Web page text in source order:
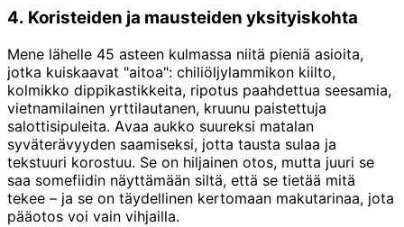
4. Koristeiden ja mausteiden yksityiskohta
Mene lähelle 45 asteen kulmassa niitä pieniä asioita,
jotka kuiskaavat "aitoa": chiliöljylammikon kiilto,
kolmikko dippikastikkeita, ripotus paahdettua seesamia,
vietnamilainen yrttilautanen, kruunu paistettuja
salottisipuleita. Avaa aukko suureksi matalan
syväterävyyden saamiseksi, jotta tausta sulaa ja
tekstuuri korostuu. Se on hiljainen otos, mutta juuri se
saa somefiidin näyttämään siltä, että se tietää mitä
tekee – ja se on täydellinen kertomaan makutarinaa, jota
pääotos voi vain vihjailla.